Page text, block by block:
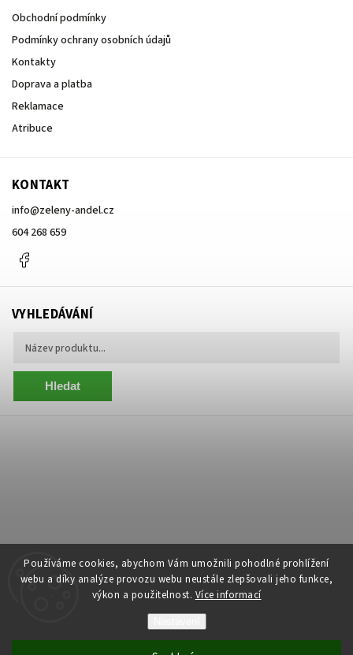
Používáme cookies, abychom Vám umožnili pohodlné prohlížení
webu a díky analýze provozu webu neustále zlepšovali jeho funkce,
výkon a použitelnost. Více informací
Obchodní podmínky
Podmínky ochrany osobních údajů
Kontakty
Doprava a platba
Reklamace
Atribuce
KONTAKT
info@zeleny-andel.cz
604 268 659
VYHLEDÁVÁNÍ
Hledat
Copyright 2026 Centrum Zelený Anděl
Grafický návrh vytvořil a nakódoval